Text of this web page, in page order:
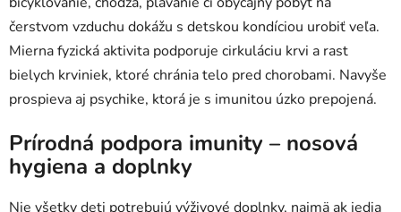
čerstvom vzduchu dokážu s detskou kondíciou urobiť veľa.
Mierna fyzická aktivita podporuje cirkuláciu krvi a rast
bielych krviniek, ktoré chránia telo pred chorobami. Navyše
prospieva aj psychike, ktorá je s imunitou úzko prepojená.
Prírodná podpora imunity – nosová
hygiena a doplnky
Nie všetky deti potrebujú výživové doplnky, najmä ak jedia